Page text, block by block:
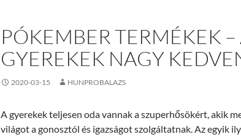
PÓKEMBER TERMÉKEK –
GYEREKEK NAGY
2020-03-15 HUNPROBALAZS
A gyerekek teljesen oda vannak a szuperhősökért, akik
világot a gonosztól és igazságot szolgáltatnak. Az egyik